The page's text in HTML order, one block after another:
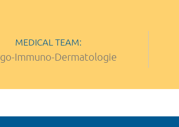
MEDICAL TEAM:
Immuno-Dermatologie